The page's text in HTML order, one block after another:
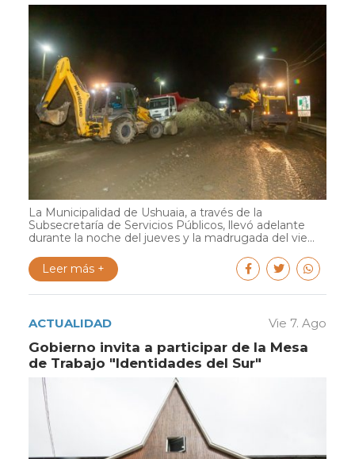
La Municipalidad de Ushuaia, a través de la
Subsecretaría de Servicios Públicos, llevó adelante
durante la noche del jueves y la madrugada del vie...
Leer más +
ACTUALIDAD Vie 7. Ago
Gobierno invita a participar de la Mesa
de Trabajo "Identidades del Sur"